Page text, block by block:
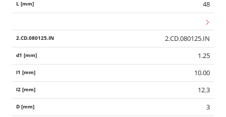
48
2.CD.080125.IN
1.25
10.00
12.3
3